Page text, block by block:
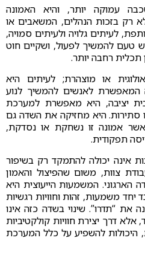
עמוקה יותר, והיא האמונה
רק בזכות הנהלים, המשאבים או
לעיתים גלויה ולעיתים סמויה,
להמשיך לפעול, ושקיים חוט
תכלית רחבה יותר.
או מוצהרת; לעיתים היא
לאנשים להמשיך לנוע
יציבה, היא מאפשרת למערכת
סתירות. היא מחזיקה את השדה גם
אמונה זו נשחקת או נסדקת,
תפקודית.
אינה יכולה להתמקד רק בשיפור
צוות, משום שהפיצול והאמון
הארגוני. המשמעות הייעוצית היא
משמעות, זהות וחוויות רגשיות
את “תדרו”. שינוי בשדה כזה אינו
דרך יצירת חוויות קולקטיביות
היכולות להשפיע על כלל המערכת